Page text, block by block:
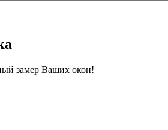
замер Ваших окон!